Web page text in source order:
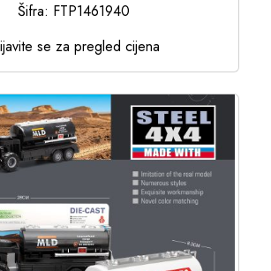
Šifra: FTP1461940
se za pregled cijena